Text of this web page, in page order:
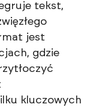
tekst,
jest
gdzie
kluczowych